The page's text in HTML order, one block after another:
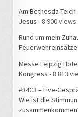
Am Bethesda-
Jesus - 8.900 views
Rund um mein
Feuerwehreinsätze
Messe Leipzig
Kongress - 8.813
#34C3 – Live-
Wie ist die